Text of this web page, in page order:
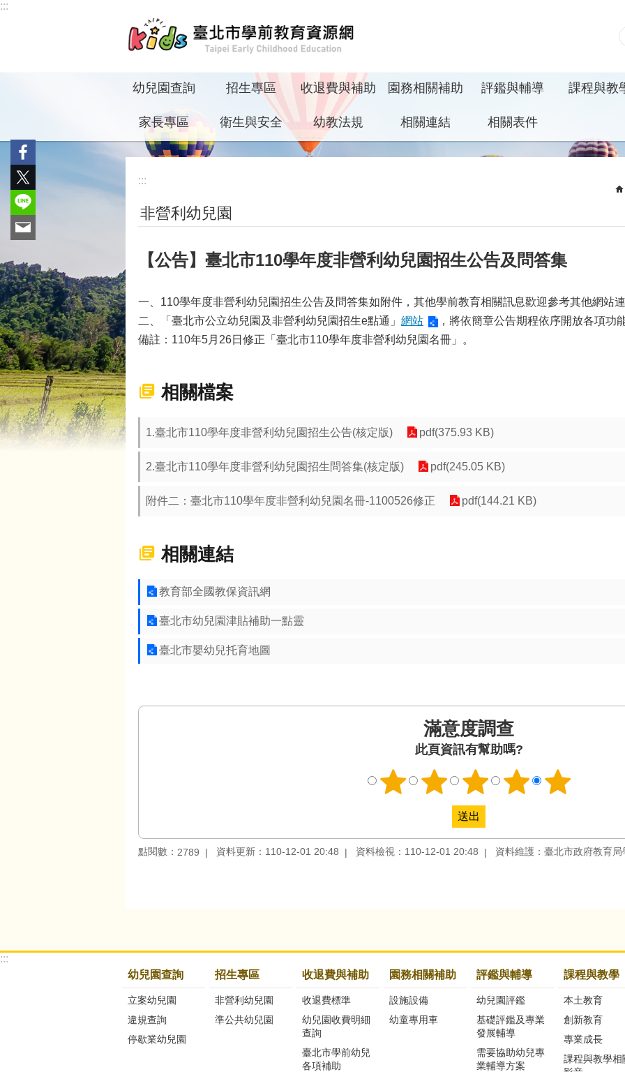
跳到主要內容區塊
:::
幼兒園查詢 招生專區 收退費與補助 園務相關補助 評鑑與輔導 課程與教
家長專區 衛生與安全 幼教法規 相關連結 相關表件
:::
非營利幼兒園
【公告】臺北市110學年度非營利幼兒園招⽣公告及問答集
一、110學年度非營利幼兒園招生公告及問答集如附件，其他學前教育相關訊息歡迎參考其他網站
二、「臺北市公立幼兒園及非營利幼兒園招生e點通」 網站
，將依簡章公告期程依序開放各項功
備註：110年5月26日修正「臺北市110學年度非營利幼兒園名冊」。
相關檔案
1.臺北市110學年度非營利幼兒園招生公告(核定版) pdf(375.93 KB)
2.臺北市110學年度非營利幼兒園招生問答集(核定版) pdf(245.05 KB)
附件二：臺北市110學年度非營利幼兒園名冊-1100526修正 pdf(144.21 KB)
相關連結
教育部全國教保資訊網
臺北市幼兒園津貼補助一點靈
臺北市嬰幼兒托育地圖
滿意度調查
此頁資訊有幫助嗎?
點閱數： 2789 資料更新：110-12-01 20:48 資料檢視：110-12-01 20:48 資料維護：臺北市政府教育
:::
幼兒園查詢
立案幼兒園
違規查詢
停歇業幼兒園
招生專區
非營利幼兒園
準公共幼兒園
收退費與補助
收退費標準
幼兒園收費明細
查詢
臺北市學前幼兒
各項補助
園務相關補助
設施設備
幼童專用車
評鑑與輔導
幼兒園評鑑
基礎評鑑及專業
發展輔導
需要協助幼兒專
業輔導方案
課程與教學
本土教育
創新教育
專業成長
課程與教學相